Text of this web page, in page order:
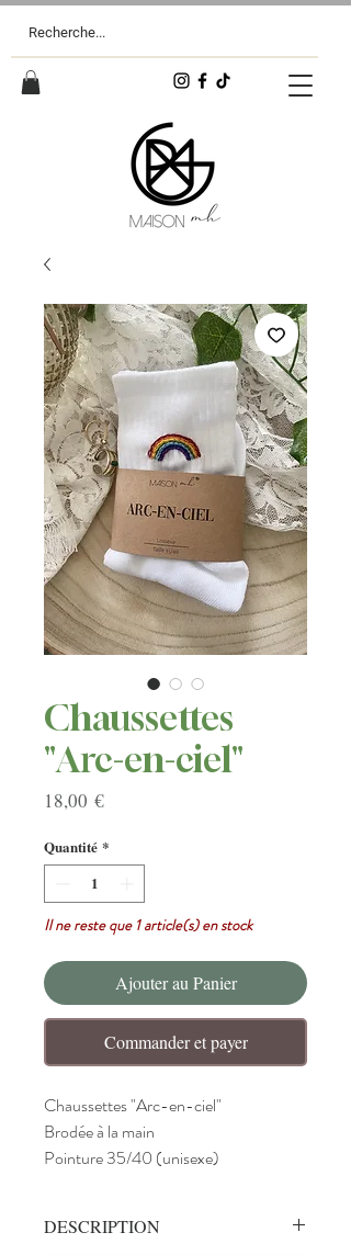
Chaussettes
"Arc-en-ciel"
18,00 €Prix
Quantité *
Il ne reste que 1 article(s) en stock
Ajouter au Panier
Commander et payer
Chaussettes "Arc-en-ciel"
Brodée à la main
Pointure 35/40 (unisexe)
DESCRIPTION